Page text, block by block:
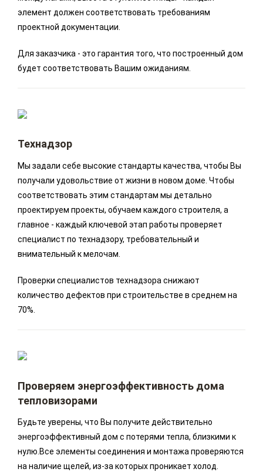
элемент должен соответствовать требованиям
проектной документации.
Для заказчика - это гарантия того, что построенный дом
будет соответствовать Вашим ожиданиям.
Технадзор
Мы задали себе высокие стандарты качества, чтобы Вы
получали удовольствие от жизни в новом доме. Чтобы
соответствовать этим стандартам мы детально
проектируем проекты, обучаем каждого строителя, а
главное - каждый ключевой этап работы проверяет
специалист по технадзору, требовательный и
внимательный к мелочам.
Проверки специалистов технадзора снижают
количество дефектов при строительстве в среднем на
70%.
Проверяем энергоэффективность дома
тепловизорами
Будьте уверены, что Вы получите действительно
энергоэффективный дом с потерями тепла, близкими к
нулю.Все элементы соединения и монтажа проверяются
на наличие щелей, из-за которых проникает холод.